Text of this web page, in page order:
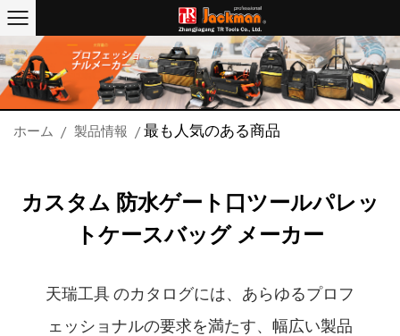
ホーム / 製品情報 /最も人気のある商品
カスタム 防水ゲート口ツールパレッ
トケースバッグ メーカー
天瑞工具 のカタログには、あらゆるプロフ
ェッショナルの要求を満たす、幅広い製品